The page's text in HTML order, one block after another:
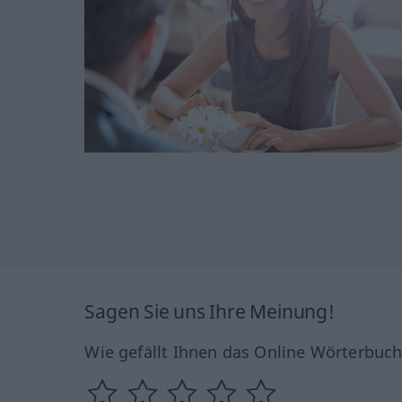
Sagen Sie uns Ihre Meinung!
Wie gefällt Ihnen das Online